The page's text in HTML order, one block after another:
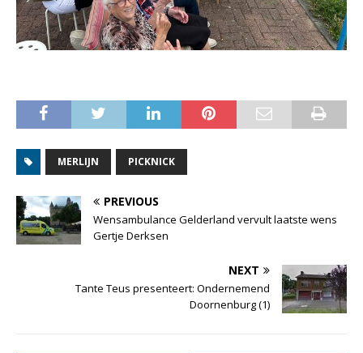
MERLIJN PICKNICK
PREVIOUS
Wensambulance Gelderland vervult laatste wens
Gertje Derksen
NEXT
Tante Teus presenteert: Ondernemend
Doornenburg (1)